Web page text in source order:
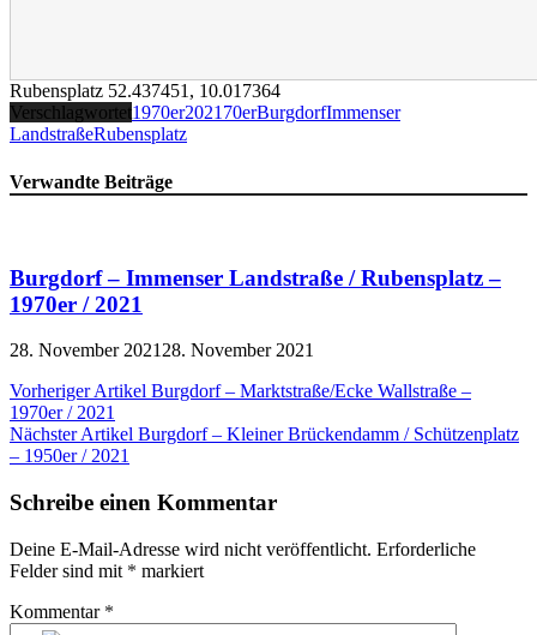
Rubensplatz 52.437451 , 10.017364
Verschlagwortet1970er2021 70erBurgdorfImmenser
LandstraßeRubensplatz
Verwandte Beiträge
Burgdorf – Immenser Landstraße / Rubensplatz –
1970er / 2021
28. November 2021 28. November 2021
Beitragsnavigation
Vorheriger Artikel Burgdorf – Marktstraße/Ecke Wallstraße –
1970er / 2021
Nächster Artikel Burgdorf – Kleiner Brückendamm / Schützenplatz
– 1950er / 2021
Schreibe einen Kommentar
Deine E-Mail-Adresse wird nicht veröffentlicht. Erforderliche
Felder sind mit * markiert
Kommentar *